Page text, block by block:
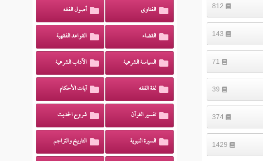
374
الفتاوى أصول الفقه
القضاء القواعد الفقهية
السياسة الشرعية الآداب الشرعية
لغة الفقه آيات الأحكام
تفسير القرآن شروح الحديث
السيرة النبوية التاريخ والتراجم